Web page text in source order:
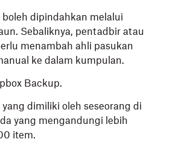
dipindahkan melalui
Sebaliknya, pentadbir atau
menambah ahli pasukan
ke dalam kumpulan.
Backup.
dimiliki oleh seseorang di
yang mengandungi lebih
item.